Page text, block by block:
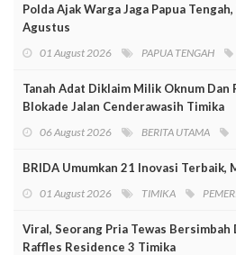
Polda Ajak Warga Jaga Papua
Agustus
01 August 2026 PAPUA TENGAH
Tanah Adat Diklaim Milik Oknum Dan
Blokade Jalan Cenderawasih Timika
06 August 2026 BERITA UTAMA
BRIDA Umumkan 21 Inovasi
01 August 2026 TIMIKA
Viral, Seorang Pria Tewas Bersimbah
Raffles Residence 3 Timika